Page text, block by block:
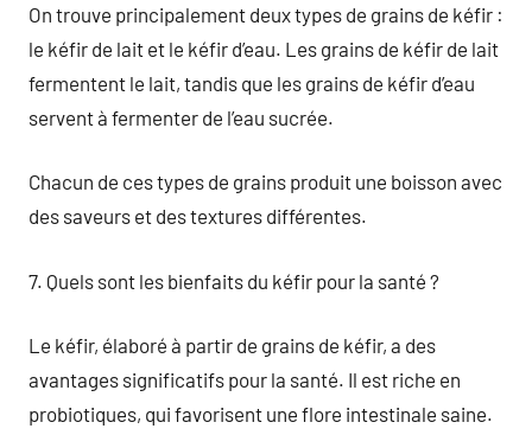
On trouve principalement deux types de grains de kéfir :
le kéfir de lait et le kéfir d’eau. Les grains de kéfir de lait
fermentent le lait, tandis que les grains de kéfir d’eau
servent à fermenter de l’eau sucrée.
Chacun de ces types de grains produit une boisson avec
des saveurs et des textures différentes.
7. Quels sont les bienfaits du kéfir pour la santé ?
Le kéfir, élaboré à partir de grains de kéfir, a des
avantages significatifs pour la santé. Il est riche en
probiotiques, qui favorisent une flore intestinale saine.